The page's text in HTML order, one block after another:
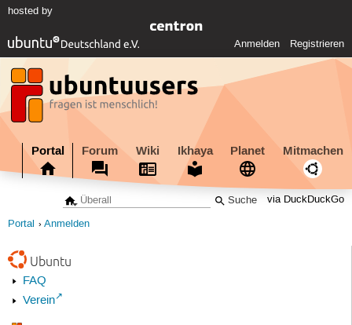
hosted by
Anmelden Registrieren
Portal Forum Wiki Ikhaya Planet Mitmachen
via DuckDuckGo
Portal Anmelden
Ubuntu
FAQ
Verein